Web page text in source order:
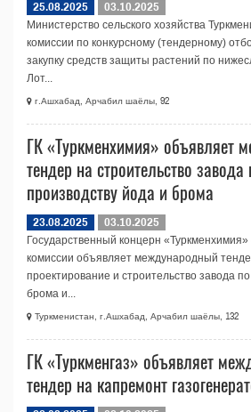
25.08.2025
03.10.2025
Министерство сельского хозяйства
комиссии по конкурсному (тендерному)
закупку средств защиты растений по
Лот...
г.Ашхабад, Арчабил шаёлы, 92
ГК «Туркменхимия» объявляет
тендер на строительство завода
производству йода и брома
23.08.2025
03.10.2025
Государственный концерн
комиссии объявляет международный
проектирование и строительство завода
брома и...
Туркменистан, г.Ашхабад, Арчабил шаёлы, 132
ГК «Туркменгаз» объявляет
тендер на капремонт